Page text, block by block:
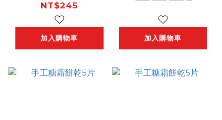
NT$245
加入購物車 加入購物車